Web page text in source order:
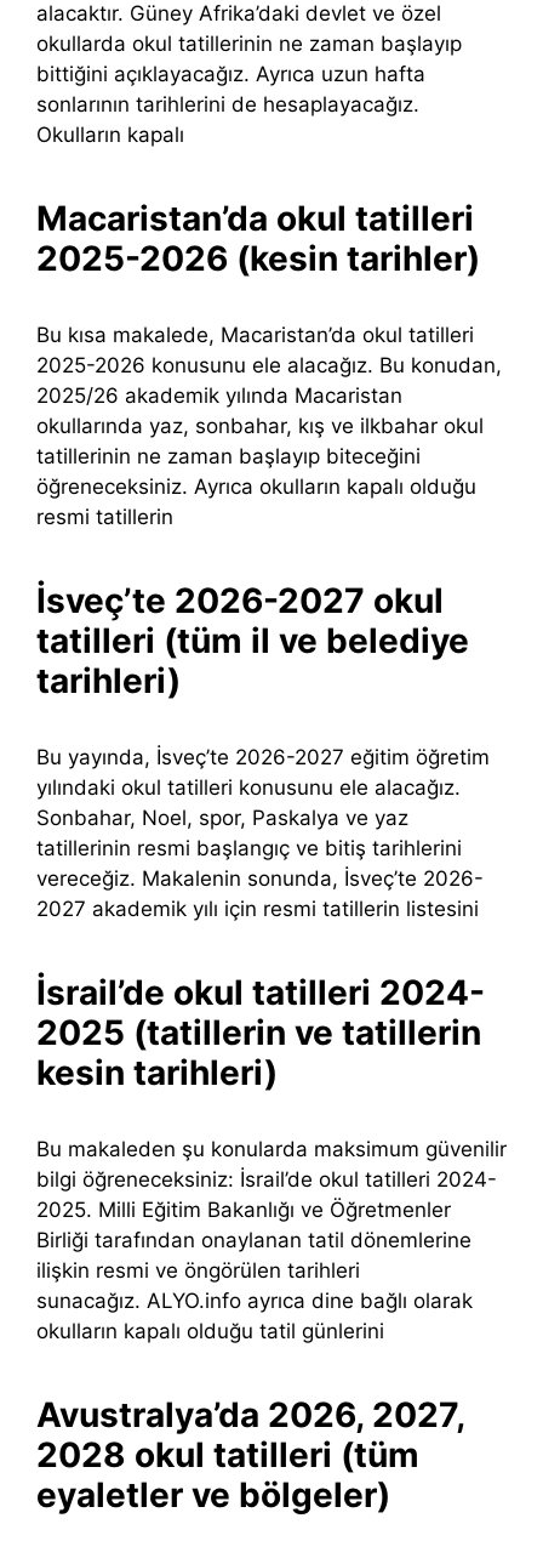
alacaktır. Güney Afrika’daki devlet ve özel
okullarda okul tatillerinin ne zaman başlayıp
bittiğini açıklayacağız. Ayrıca uzun hafta
sonlarının tarihlerini de hesaplayacağız.
Okulların kapalı
Macaristan’da okul tatilleri
2025-2026 (kesin tarihler)
Bu kısa makalede, Macaristan’da okul tatilleri
2025-2026 konusunu ele alacağız. Bu konudan,
2025/26 akademik yılında Macaristan
okullarında yaz, sonbahar, kış ve ilkbahar okul
tatillerinin ne zaman başlayıp biteceğini
öğreneceksiniz. Ayrıca okulların kapalı olduğu
resmi tatillerin
İsveç’te 2026-2027 okul
tatilleri (tüm il ve belediye
tarihleri)
Bu yayında, İsveç’te 2026-2027 eğitim öğretim
yılındaki okul tatilleri konusunu ele alacağız.
Sonbahar, Noel, spor, Paskalya ve yaz
tatillerinin resmi başlangıç ​​ve bitiş tarihlerini
vereceğiz. Makalenin sonunda, İsveç’te 2026-
2027 akademik yılı için resmi tatillerin listesini
İsrail’de okul tatilleri 2024-
2025 (tatillerin ve tatillerin
kesin tarihleri)
Bu makaleden şu konularda maksimum güvenilir
bilgi öğreneceksiniz: İsrail’de okul tatilleri 2024-
2025. Milli Eğitim Bakanlığı ve Öğretmenler
Birliği tarafından onaylanan tatil dönemlerine
ilişkin resmi ve öngörülen tarihleri ​​
sunacağız. ALYO.info ayrıca dine bağlı olarak
okulların kapalı olduğu tatil günlerini
Avustralya’da 2026, 2027,
2028 okul tatilleri (tüm
eyaletler ve bölgeler)